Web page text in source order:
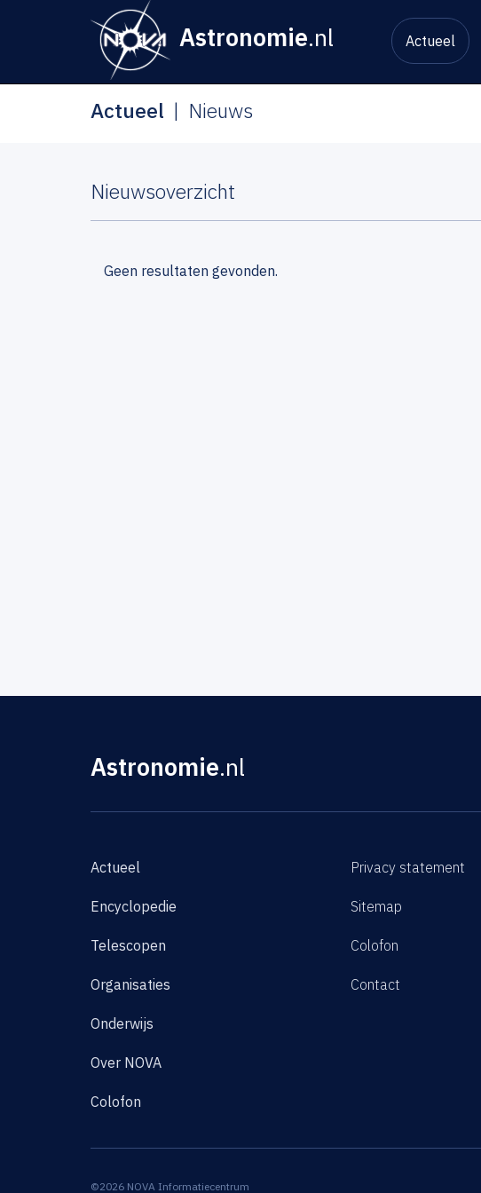
Astronomie.nl Actueel
Actueel Nieuws
Nieuwsoverzicht
Geen resultaten gevonden.
Astronomie.nl
Actueel
Encyclopedie
Telescopen
Organisaties
Onderwijs
Over NOVA
Colofon
Privacy statement
Sitemap
Colofon
Contact
©2026 NOVA Informatiecentrum